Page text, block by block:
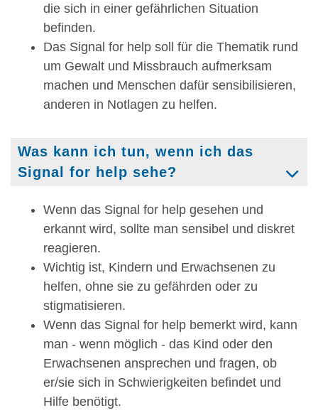
die sich in einer gefährlichen Situation
befinden.
Das Signal for help soll für die Thematik rund
um Gewalt und Missbrauch aufmerksam
machen und Menschen dafür sensibilisieren,
anderen in Notlagen zu helfen.
Was kann ich tun, wenn ich das
Signal for help sehe?
Wenn das Signal for help gesehen und
erkannt wird, sollte man sensibel und diskret
reagieren.
Wichtig ist, Kindern und Erwachsenen zu
helfen, ohne sie zu gefährden oder zu
stigmatisieren.
Wenn das Signal for help bemerkt wird, kann
man - wenn möglich - das Kind oder den
Erwachsenen ansprechen und fragen, ob
er/sie sich in Schwierigkeiten befindet und
Hilfe benötigt.